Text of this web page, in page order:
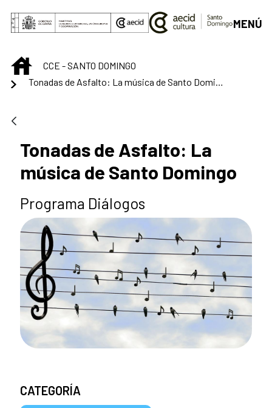
Saltar al contenido principal
MENÚ
INICIOCCE - SANTO DOMINGO
Tonadas de Asfalto: La música de Santo Domingo
Tonadas de Asfalto: La
música de Santo Domingo
Programa Diálogos
CATEGORÍA